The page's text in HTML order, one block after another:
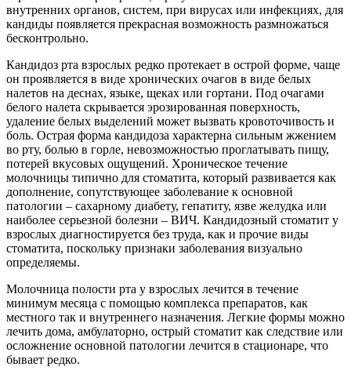
внутренних органов, систем, при вирусах или инфекциях, для
кандиды появляется прекрасная возможность размножаться
бесконтрольно.
Кандидоз рта взрослых редко протекает в острой форме, чаще
он проявляется в виде хронических очагов в виде белых
налетов на деснах, языке, щеках или гортани. Под очагами
белого налета скрывается эрозированная поверхность,
удаление белых выделений может вызвать кровоточивость и
боль. Острая форма кандидоза характерна сильным жжением
во рту, болью в горле, невозможностью проглатывать пищу,
потерей вкусовых ощущений. Хроническое течение
молочницы типично для стоматита, который развивается как
дополнение, сопутствующее заболевание к основной
патологии – сахарному диабету, гепатиту, язве желудка или
наиболее серьезной болезни – ВИЧ. Кандидозный стоматит у
взрослых диагностируется без труда, как и прочие виды
стоматита, поскольку признаки заболевания визуально
определяемы.
Молочница полости рта у взрослых лечится в течение
минимум месяца с помощью комплекса препаратов, как
местного так и внутреннего назначения. Легкие формы можно
лечить дома, амбулаторно, острый стоматит как следствие или
осложнение основной патологии лечится в стационаре, что
бывает редко.